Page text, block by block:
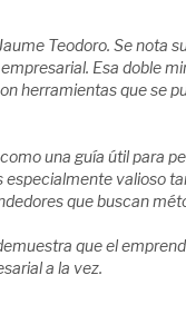
Teodoro. Se nota
Esa doble
herramientas que se
una guía útil para
valioso
que buscan
que el
a la vez.